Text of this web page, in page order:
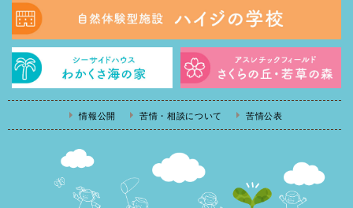
情報公開 苦情・相談について 苦情公表